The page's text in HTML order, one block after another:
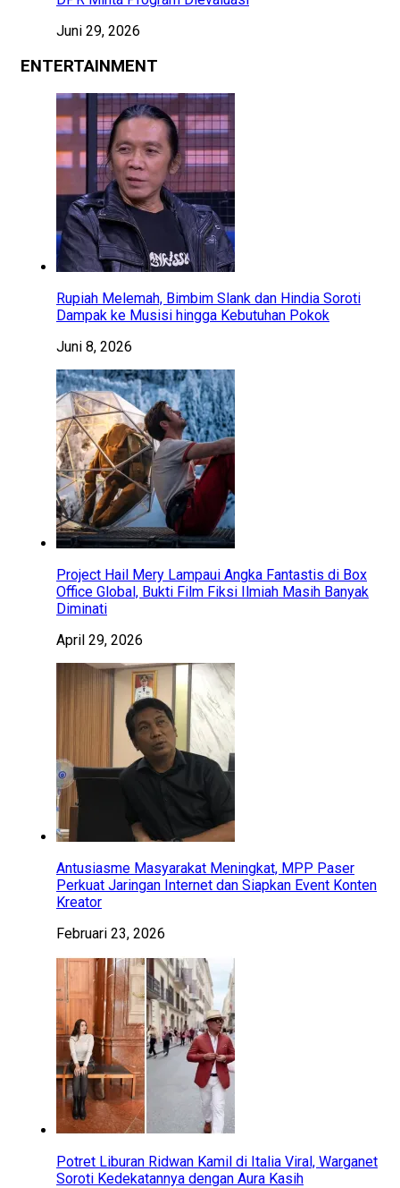
Juni 29, 2026
ENTERTAINMENT
Rupiah Melemah, Bimbim Slank dan Hindia Soroti
Dampak ke Musisi hingga Kebutuhan Pokok
Juni 8, 2026
Project Hail Mery Lampaui Angka Fantastis di Box
Office Global, Bukti Film Fiksi Ilmiah Masih Banyak
Diminati
April 29, 2026
Antusiasme Masyarakat Meningkat, MPP Paser
Perkuat Jaringan Internet dan Siapkan Event Konten
Kreator
Februari 23, 2026
Potret Liburan Ridwan Kamil di Italia Viral, Warganet
Soroti Kedekatannya dengan Aura Kasih